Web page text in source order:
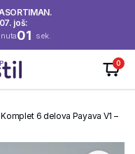
još:
01 sek.
0
6 delova Payava V1 –